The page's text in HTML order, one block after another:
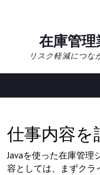
在庫管
リスク軽減につな
仕事内容を
Javaを使った在庫管理
容としては、まずクラ